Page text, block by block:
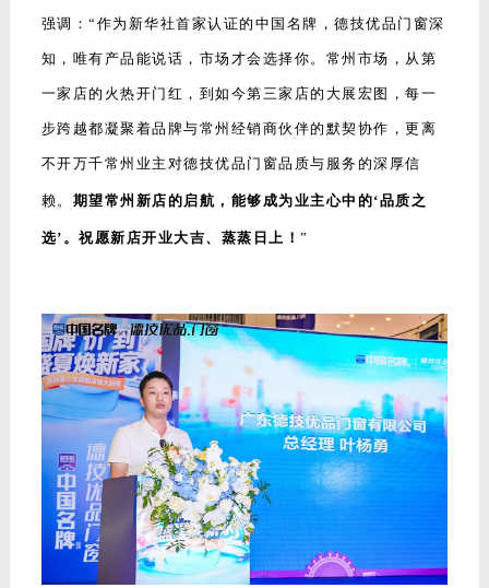
强调：“作为新华社首家认证的中国名牌，德技优品门窗深
知，唯有产品能说话，市场才会选择你。常州市场，从第
一家店的火热开门红，到如今第三家店的大展宏图，每一
步跨越都凝聚着品牌与常州经销商伙伴的默契协作，更离
不开万千常州业主对德技优品门窗品质与服务的深厚信
赖。 期望常州新店的启航，能够成为业主心中的‘品质之
选’。祝愿新店开业大吉、蒸蒸日上！”